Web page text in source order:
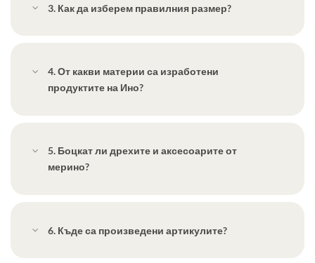
3. Как да изберем правилния размер?
4. От какви материи са изработени
продуктите на Ино?
5. Боцкат ли дрехите и аксесоарите от
мерино?
6. Къде са произведени артикулите?